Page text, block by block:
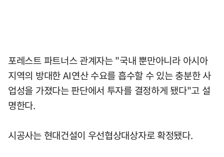
포레스트 파트너스 관계자는 "국내 뿐만아니라 아시아
지역의 방대한 AI연산 수요를 흡수할 수 있는 충분한 사
업성을 가졌다는 판단에서 투자를 결정하게 됐다"고 설
명한다.
시공사는 현대건설이 우선협상대상자로 확정됐다.